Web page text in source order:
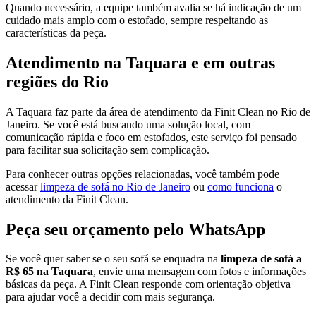
Quando necessário, a equipe também avalia se há indicação de um
cuidado mais amplo com o estofado, sempre respeitando as
características da peça.
Atendimento na Taquara e em outras
regiões do Rio
A Taquara faz parte da área de atendimento da Finit Clean no Rio de
Janeiro. Se você está buscando uma solução local, com
comunicação rápida e foco em estofados, este serviço foi pensado
para facilitar sua solicitação sem complicação.
Para conhecer outras opções relacionadas, você também pode
acessarlimpeza de sofá no Rio de Janeiro ou como funciona o
atendimento da Finit Clean.
Peça seu orçamento pelo WhatsApp
Se você quer saber se o seu sofá se enquadra na limpeza de sofá a
R$ 65 na Taquara, envie uma mensagem com fotos e informações
básicas da peça. A Finit Clean responde com orientação objetiva
para ajudar você a decidir com mais segurança.